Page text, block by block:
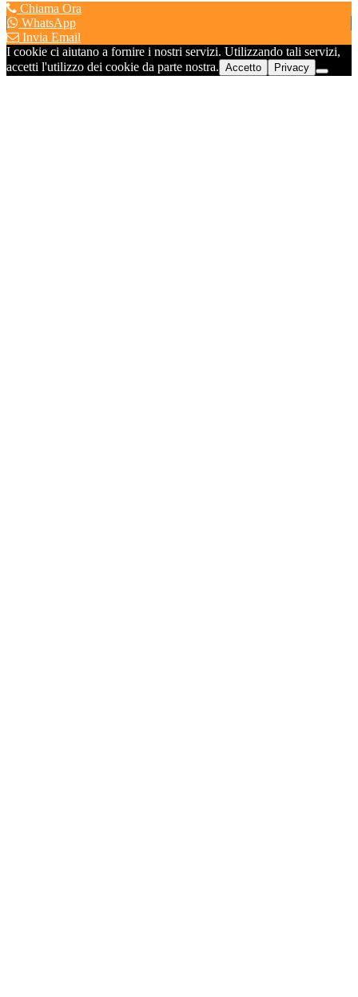
Chiama Ora
WhatsApp
Invia Email
I cookie ci aiutano a fornire i nostri servizi. Utilizzando tali servizi,
accetti l'utilizzo dei cookie da parte nostra. Accetto Privacy